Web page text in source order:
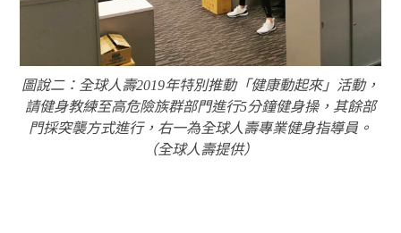
圖說二：全球人壽2019年特別推動「健康動起來」活動，
請健身教練至高危險族群部門進行5分鐘健身操，其餘部
門採突襲方式進行，右一為全球人壽專業健身指導員。
（全球人壽提供）